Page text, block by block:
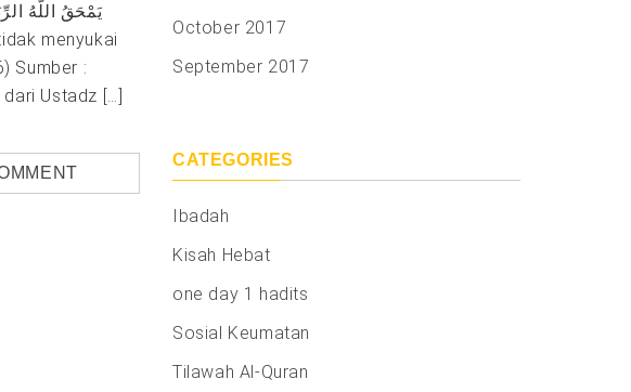
Sumber :
Ustadz […]
October 2017
September 2017
CATEGORIES
Ibadah
Kisah Hebat
one day 1 hadits
Sosial Keumatan
Tilawah Al-Quran